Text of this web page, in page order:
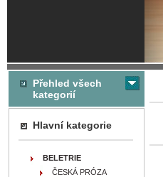
Přehled všech
kategorií
Hlavní kategorie
BELETRIE
ČESKÁ PRÓZA